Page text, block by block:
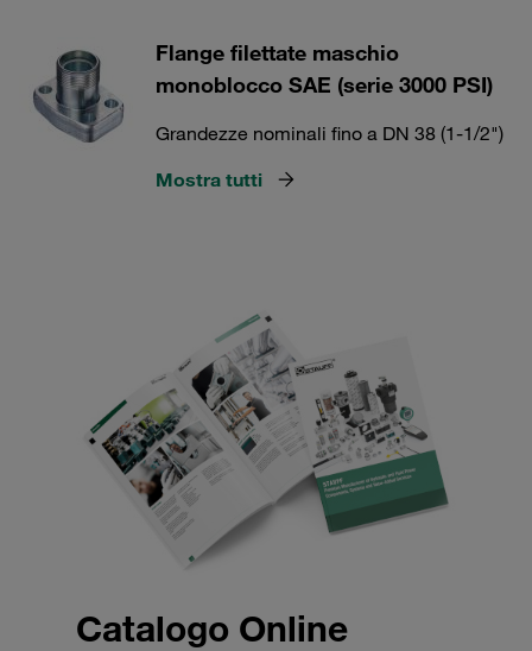
Flange filettate maschio
monoblocco SAE (serie 3000 PSI)
Grandezze nominali fino a DN 38 (1-1/2")
Mostra tutti
Catalogo Online